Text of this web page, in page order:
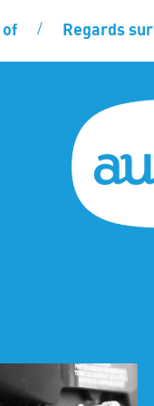
of Regards sur